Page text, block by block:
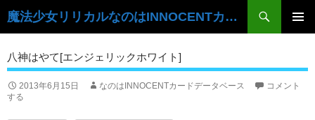
魔法少女リリカルなのはINNOCENTカードデータベース
検
索
イ
ン
テ
ン
ツ
へ
八神はやて[エンジェリックホワイト]
2013年6月15日 なのはINNOCENTカードデータベース
コメント
する